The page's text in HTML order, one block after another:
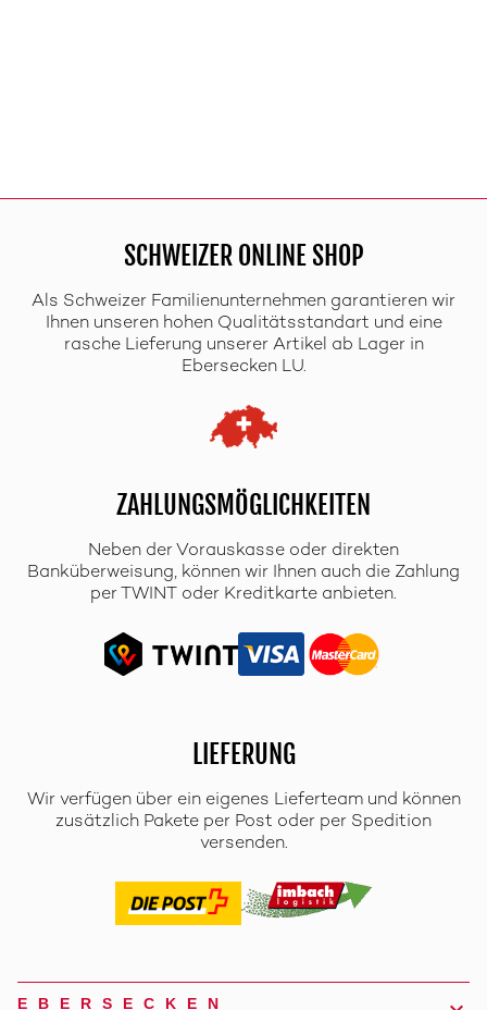
SCHWEIZER ONLINE SHOP
Als Schweizer Familienunternehmen garantieren wir
Ihnen unseren hohen Qualitätsstandart und eine
rasche Lieferung unserer Artikel ab Lager in
Ebersecken LU.
ZAHLUNGSMÖGLICHKEITEN
Neben der Vorauskasse oder direkten
Banküberweisung, können wir Ihnen auch die Zahlung
per TWINT oder Kreditkarte anbieten.
LIEFERUNG
Wir verfügen über ein eigenes Lieferteam und können
zusätzlich Pakete per Post oder per Spedition
versenden.
EBERSECKEN